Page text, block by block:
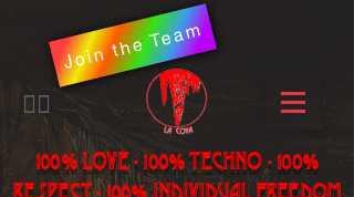
Join the Team
​🏳️‍🌈
100% LOVE - 100% Techno - 100%